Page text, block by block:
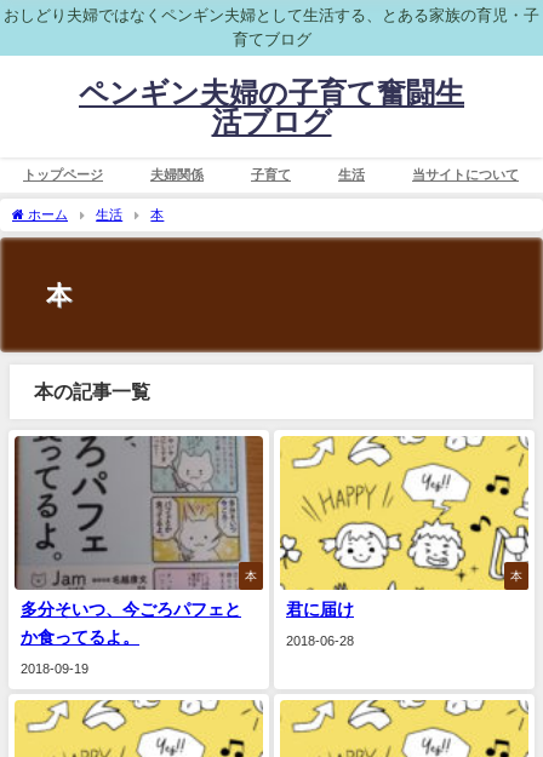
おしどり夫婦ではなくペンギン夫婦として生活する、とある家族の育児・子
育てブログ
ペンギン夫婦の子育て奮闘生
活ブログ
トップページ 夫婦関係 子育て 生活 当サイトについて
ホーム 生活 本
本
本の記事一覧
本
多分そいつ、今ごろパフェと
か食ってるよ。
2018-09-19
本
君に届け
2018-06-28